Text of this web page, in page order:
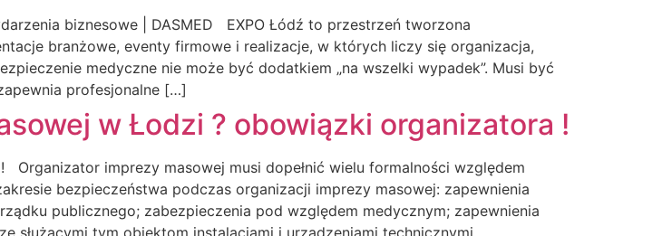
biznesowe | DASMED EXPO Łódź to przestrzeń tworzona
branżowe, eventy firmowe i realizacje, w których liczy się organizacja,
medyczne nie może być dodatkiem „na wszelki wypadek”. Musi być
profesjonalne […]
w Łodzi ? obowiązki organizatora !
imprezy masowej musi dopełnić wielu formalności względem
bezpieczeństwa podczas organizacji imprezy masowej: zapewnienia
publicznego; zabezpieczenia pod względem medycznym; zapewnienia
służącymi tym obiektom instalacjami i urządzeniami technicznymi,